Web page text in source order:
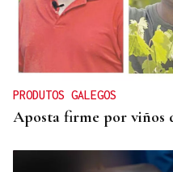
CONATO EXTINGUIDO
Vídeo | Se desata un
cantera de Untes
PRODUTOS GALEGOS
Aposta firme por viños